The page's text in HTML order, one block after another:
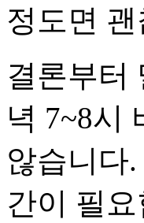
정도면
결론부터
녁 7~8시
않습니다
간이 필